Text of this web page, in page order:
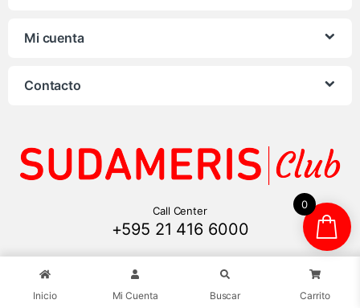
Mi cuenta
Contacto
Call Center
+595 21 416 6000
Inicio Mi Cuenta Buscar Carrito
0